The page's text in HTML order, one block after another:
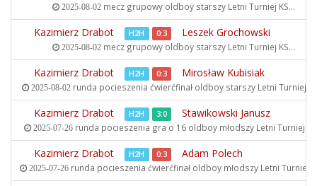
2025-08-02mecz grupowy oldboy starszy Letni Turniej KS...
Kazimierz Drabot H2H 0:3 Leszek Grochowski
2025-08-02mecz grupowy oldboy starszy Letni Turniej KS...
Kazimierz Drabot H2H 0:3 Mirosław Kubisiak
2025-08-02 runda pocieszenia ćwierćfinał oldboy starszy Letni Turniej
Kazimierz Drabot H2H 3:0 Stawikowski Janusz
2025-07-26runda pocieszenia gra o 16 oldboy młodszy Letni Turniej
Kazimierz Drabot H2H 0:3 Adam Polech
2025-07-26runda pocieszenia ćwierćfinał oldboy młodszy Letni Turniej